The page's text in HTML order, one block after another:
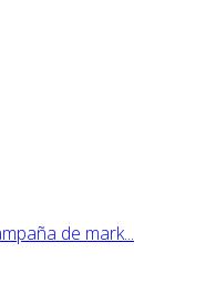
de mark...